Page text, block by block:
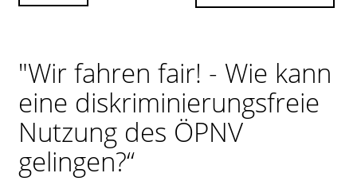
↗ Nadis
Über uns
"Wir fahren fair! - Wie kann
eine diskriminierungsfreie
Nutzung des ÖPNV
gelingen?“